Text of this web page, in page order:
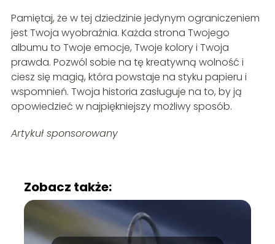
Pamiętaj, że w tej dziedzinie jedynym ograniczeniem
jest Twoja wyobraźnia. Każda strona Twojego
albumu to Twoje emocje, Twoje kolory i Twoja
prawda. Pozwól sobie na tę kreatywną wolność i
ciesz się magią, która powstaje na styku papieru i
wspomnień. Twoja historia zasługuje na to, by ją
opowiedzieć w najpiękniejszy możliwy sposób.
Artykuł sponsorowany
Zobacz także: